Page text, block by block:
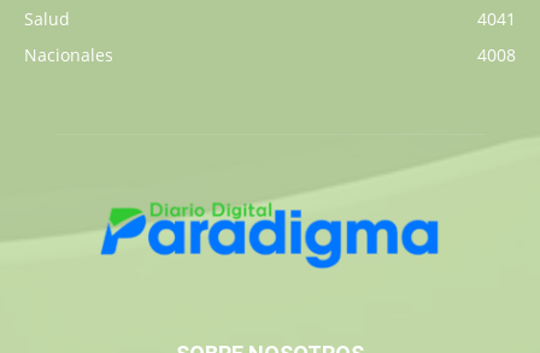
Salud
4041
Nacionales
4008